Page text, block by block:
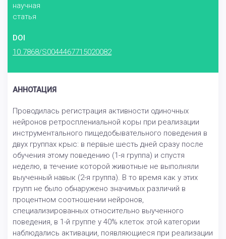
научная
статья
DOI
10.7868/S0044467715020082
АННОТАЦИЯ
Проводилась регистрация активности одиночных
нейронов ретросплениальной коры при реализации
инструментального пищедобывательного поведения в
двух группах крыс: в первые шесть дней сразу после
обучения этому поведению (1-я группа) и спустя
неделю, в течение которой животные не выполняли
выученный навык (2-я группа). В то время как у этих
групп не было обнаружено значимых различий в
процентном соотношении нейронов,
специализированных относительно выученного
поведения, в 1-й группе у 40% клеток этой категории
наблюдались активации, появляющиеся при реализации